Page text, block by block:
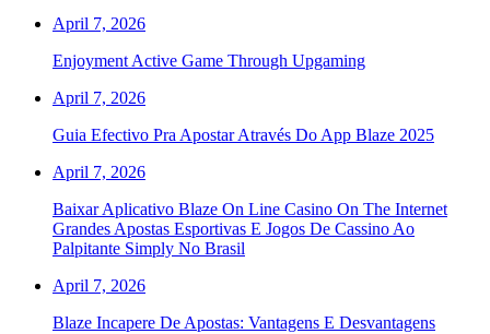
April 7, 2026
Enjoyment Active Game Through Upgaming
April 7, 2026
Guia Efectivo Pra Apostar Através Do App Blaze 2025
April 7, 2026
Baixar Aplicativo Blaze On Line Casino On The Internet
Grandes Apostas Esportivas E Jogos De Cassino Ao
Palpitante Simply No Brasil
April 7, 2026
Blaze Incapere De Apostas: Vantagens E Desvantagens